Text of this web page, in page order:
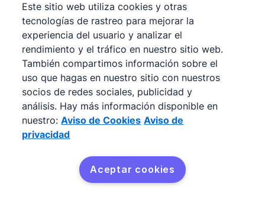
Cómo configurar un embudo de
marketing eficaz
En esta guía te mostramos cómo configurar un
embudo de marketing efectivo y las etapas de
contenido de marketing digital a incluir para un
proceso exitoso
Este sitio web utiliza cookies y otras
tecnologías de rastreo para mejorar la
experiencia del usuario y analizar el
rendimiento y el tráfico en nuestro sitio web.
También compartimos información sobre el
uso que hagas en nuestro sitio con nuestros
socios de redes sociales, publicidad y
análisis. Hay más información disponible en
nuestro: Aviso de Cookies Aviso de
privacidad
Aceptar cookies